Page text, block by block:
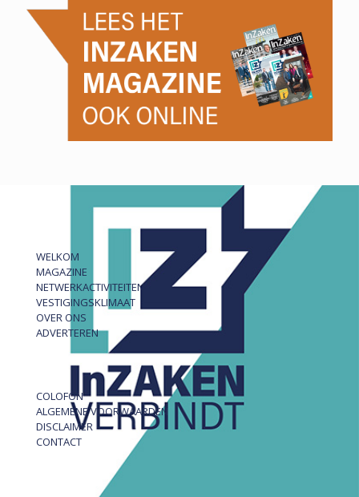
WELKOM
MAGAZINE
NETWERKACTIVITEITEN
VESTIGINGSKLIMAAT
OVER ONS
ADVERTEREN
COLOFON
ALGEMENE VOORWAARDEN
DISCLAIMER
CONTACT